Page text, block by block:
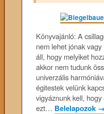
Könyvajánló: A
nem lehet jónak
áll, hogy melyiket
akkor nem tudunk
univerzális
égitestek velünk
vigyáznunk kell,
ezt… Belelapozok →